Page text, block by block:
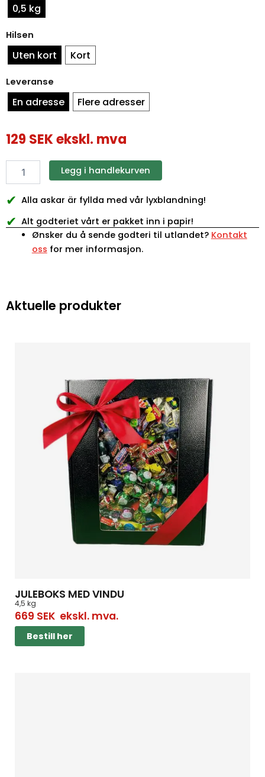
0,5 kg
Hilsen
Uten kort Kort
Leveranse
En adresse Flere adresser
129 SEKekskl. mva
Legg i handlekurven
✔ Alla askar är fyllda med vår lyxblandning!
✔ Alt godteriet vårt er pakket inn i papir!
Ønsker du å sende godteri til utlandet? Kontakt
oss for mer informasjon.
Aktuelle produkter
JULEBOKS MED VINDU
4,5 kg
669 SEKekskl. mva.
Bestill her